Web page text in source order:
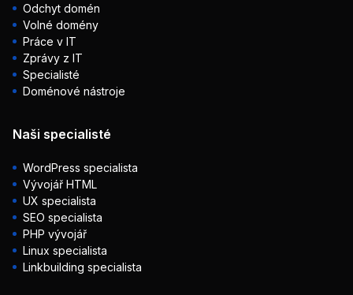
Odchyt domén
Volné domény
Práce v IT
Zprávy z IT
Specialisté
Doménové nástroje
Naši specialisté
WordPress specialista
Vývojář HTML
UX specialista
SEO specialista
PHP vývojář
Linux specialista
Linkbuilding specialista